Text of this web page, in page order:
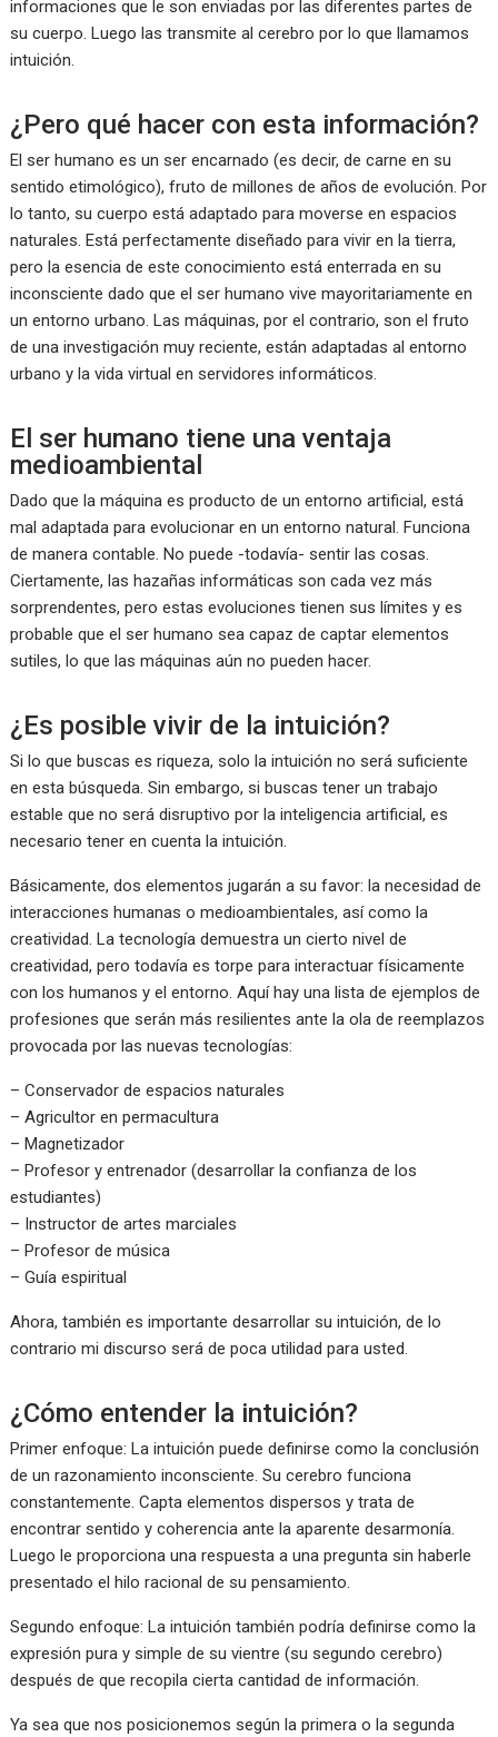
informaciones que le son enviadas por las diferentes partes de
su cuerpo. Luego las transmite al cerebro por lo que llamamos
intuición.
¿Pero qué hacer con esta información?
El ser humano es un ser encarnado (es decir, de carne en su
sentido etimológico), fruto de millones de años de evolución. Por
lo tanto, su cuerpo está adaptado para moverse en espacios
naturales. Está perfectamente diseñado para vivir en la tierra,
pero la esencia de este conocimiento está enterrada en su
inconsciente dado que el ser humano vive mayoritariamente en
un entorno urbano. Las máquinas, por el contrario, son el fruto
de una investigación muy reciente, están adaptadas al entorno
urbano y la vida virtual en servidores informáticos.
El ser humano tiene una ventaja
medioambiental
Dado que la máquina es producto de un entorno artificial, está
mal adaptada para evolucionar en un entorno natural. Funciona
de manera contable. No puede -todavía- sentir las cosas.
Ciertamente, las hazañas informáticas son cada vez más
sorprendentes, pero estas evoluciones tienen sus límites y es
probable que el ser humano sea capaz de captar elementos
sutiles, lo que las máquinas aún no pueden hacer.
¿Es posible vivir de la intuición?
Si lo que buscas es riqueza, solo la intuición no será suficiente
en esta búsqueda. Sin embargo, si buscas tener un trabajo
estable que no será disruptivo por la inteligencia artificial, es
necesario tener en cuenta la intuición.
Básicamente, dos elementos jugarán a su favor: la necesidad de
interacciones humanas o medioambientales, así como la
creatividad. La tecnología demuestra un cierto nivel de
creatividad, pero todavía es torpe para interactuar físicamente
con los humanos y el entorno. Aquí hay una lista de ejemplos de
profesiones que serán más resilientes ante la ola de reemplazos
provocada por las nuevas tecnologías:
– Conservador de espacios naturales
– Agricultor en permacultura
– Magnetizador
– Profesor y entrenador (desarrollar la confianza de los
estudiantes)
– Instructor de artes marciales
– Profesor de música
– Guía espiritual
Ahora, también es importante desarrollar su intuición, de lo
contrario mi discurso será de poca utilidad para usted.
¿Cómo entender la intuición?
Primer enfoque: La intuición puede definirse como la conclusión
de un razonamiento inconsciente. Su cerebro funciona
constantemente. Capta elementos dispersos y trata de
encontrar sentido y coherencia ante la aparente desarmonía.
Luego le proporciona una respuesta a una pregunta sin haberle
presentado el hilo racional de su pensamiento.
Segundo enfoque: La intuición también podría definirse como la
expresión pura y simple de su vientre (su segundo cerebro)
después de que recopila cierta cantidad de información.
Ya sea que nos posicionemos según la primera o la segunda